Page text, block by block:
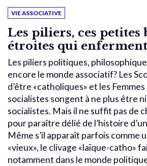
VIE ASSOCIATIVE
Les piliers, ces petites
étroites qui enferment
Les piliers politiques,
encore le monde associatif? Les
d’être «catholiques» et les
socialistes songent à ne plus être
socialistes. Mais il ne suffit pas de
pour paraître délié de l’histoire
Même s’il apparaît parfois comme
«vieux», le clivage «laïque-catho»
notamment dans le monde